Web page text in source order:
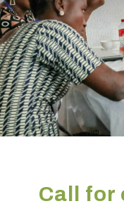
Call for